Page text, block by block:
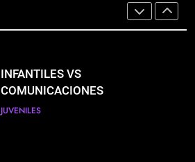
INFANTILES VS
COMUNICACIONES
JUVENILES